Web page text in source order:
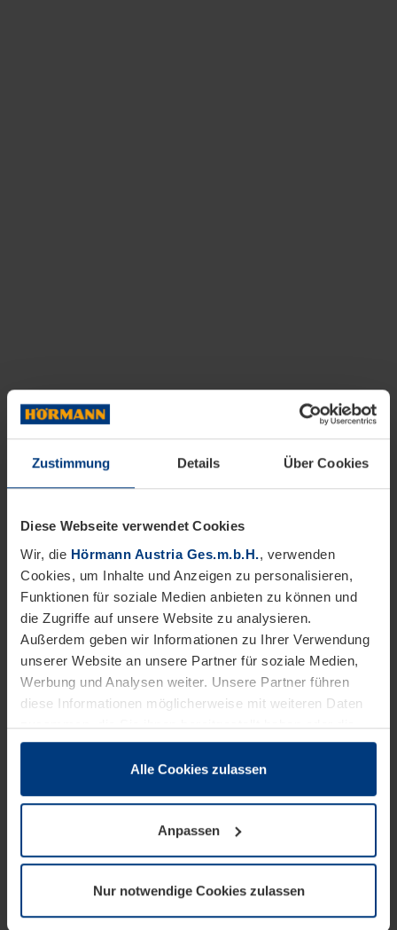
Zustimmung Details Über Cookies
Diese Webseite verwendet Cookies
Wir, die Hörmann Austria Ges.m.b.H., verwenden
Cookies, um Inhalte und Anzeigen zu personalisieren,
Funktionen für soziale Medien anbieten zu können und
die Zugriffe auf unsere Website zu analysieren.
Außerdem geben wir Informationen zu Ihrer Verwendung
unserer Website an unsere Partner für soziale Medien,
Werbung und Analysen weiter. Unsere Partner führen
diese Informationen möglicherweise mit weiteren Daten
zusammen, die Sie ihnen bereitgestellt haben oder die
sie im Rahmen Ihrer Nutzung der Dienste gesammelt
wenn diese für den Betrieb dieser Seite unbedingt
notwendig sind. Für alle anderen Cookie-Typen benötigen
wir Ihre Erlaubnis. Ihre Einwilligung können Sie jederzeit
Datenschutzerklärungunserer Website ändern oder
widerrufen.
Alle Cookies zulassen
Anpassen
Nur notwendige Cookies zulassen